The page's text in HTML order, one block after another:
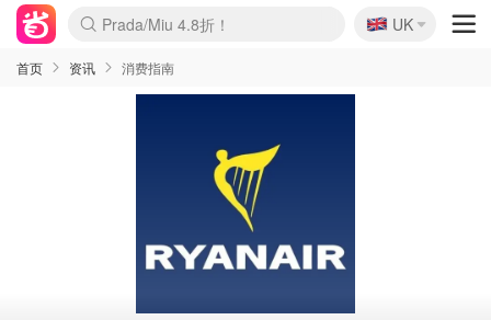
麦卢卡蜂蜜夏促！个位数！
Prada/Miu 4.8折！
啥？必胜客披萨5折！
🇬🇧
UK
首页 资讯 消费指南